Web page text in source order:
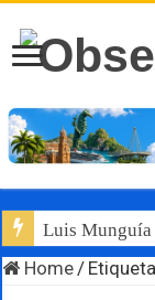
Luis Munguía
Home /